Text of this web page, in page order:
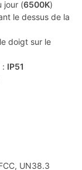
jour (6500K)
le dessus de la
doigt sur le
: IP51
UN38.3